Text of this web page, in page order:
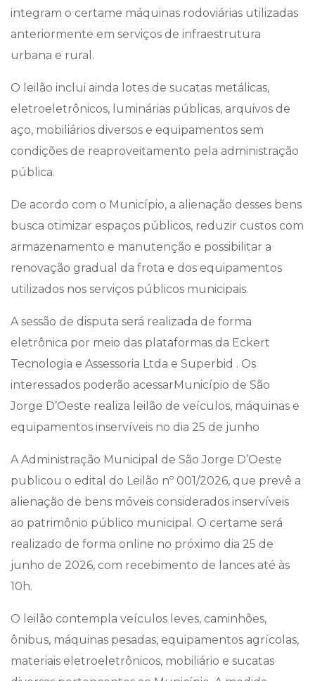
integram o certame máquinas rodoviárias utilizadas
anteriormente em serviços de infraestrutura
urbana e rural.
O leilão inclui ainda lotes de sucatas metálicas,
eletroeletrônicos, luminárias públicas, arquivos de
aço, mobiliários diversos e equipamentos sem
condições de reaproveitamento pela administração
pública.
De acordo com o Município, a alienação desses bens
busca otimizar espaços públicos, reduzir custos com
armazenamento e manutenção e possibilitar a
renovação gradual da frota e dos equipamentos
utilizados nos serviços públicos municipais.
A sessão de disputa será realizada de forma
eletrônica por meio das plataformas da Eckert
Tecnologia e Assessoria Ltda e Superbid . Os
interessados poderão acessarMunicípio de São
Jorge D’Oeste realiza leilão de veículos, máquinas e
equipamentos inservíveis no dia 25 de junho
A Administração Municipal de São Jorge D’Oeste
publicou o edital do Leilão nº 001/2026, que prevê a
alienação de bens móveis considerados inservíveis
ao patrimônio público municipal. O certame será
realizado de forma online no próximo dia 25 de
junho de 2026, com recebimento de lances até às
10h.
O leilão contempla veículos leves, caminhões,
ônibus, máquinas pesadas, equipamentos agrícolas,
materiais eletroeletrônicos, mobiliário e sucatas